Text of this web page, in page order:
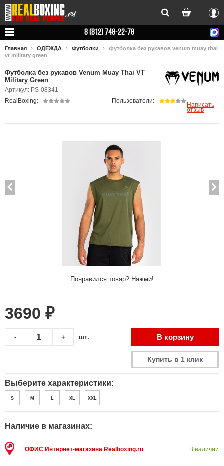
Вход
8 (812) 748-22-78
Главная ОДЕЖДА Футболки
футболка без рукавов venum muay thai
vt military green
Футболка без рукавов Venum Muay Thai VT
Military Green
Артикул: PS-08341
Понравился товар? Нажми!
RealBoxing: Пользователи:
Написать
отзыв
3690 ₽
+
- шт. В корзину
Купить в 1 клик
Выберите характеристики:
S M L XL XXL
Наличие в магазинах:
ОФИС Интернет-магазина Realboxing.ru В наличии